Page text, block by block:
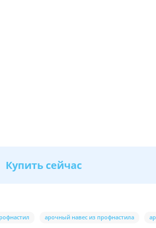
Купить сейчас
арочный навес из профнастила